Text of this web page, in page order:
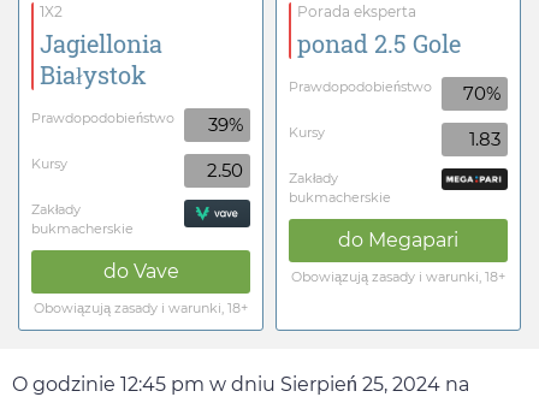
1X2
Jagiellonia
Białystok
Prawdopodobieństwo 39%
Kursy 2.50
Zakłady
bukmacherskie
do Vave
Obowiązują zasady i warunki, 18+
Porada eksperta
ponad 2.5 Gole
Prawdopodobieństwo 70%
Kursy 1.83
Zakłady
bukmacherskie
do Megapari
Obowiązują zasady i warunki, 18+
O godzinie 12:45 pm w dniu Sierpień 25, 2024 na